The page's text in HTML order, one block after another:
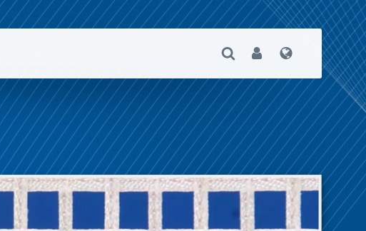
Suche Öffnen
User Sprache